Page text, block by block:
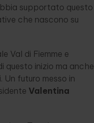
supportato questo
che nascono su
Val di Fiemme e
questo inizio ma anche
futuro messo in
Valentina